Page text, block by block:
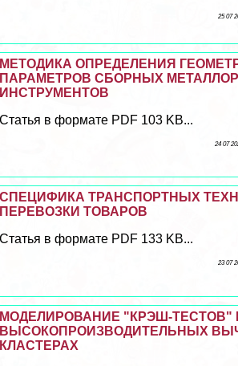
25 07
МЕТОДИКА ОПРЕДЕЛЕНИЯ
ПАРАМЕТРОВ СБОРНЫХ
ИНСТРУМЕНТОВ
Статья в формате PDF 103 KB...
24 07
СПЕЦИФИКА ТРАНСПОРТНЫХ
ПЕРЕВОЗКИ ТОВАРОВ
Статья в формате PDF 133 KB...
23 07
МОДЕЛИРОВАНИЕ "КРЭШ-ТЕСТОВ"
ВЫСОКОПРОИЗВОДИТЕЛЬНЫХ
КЛАСТЕРАХ